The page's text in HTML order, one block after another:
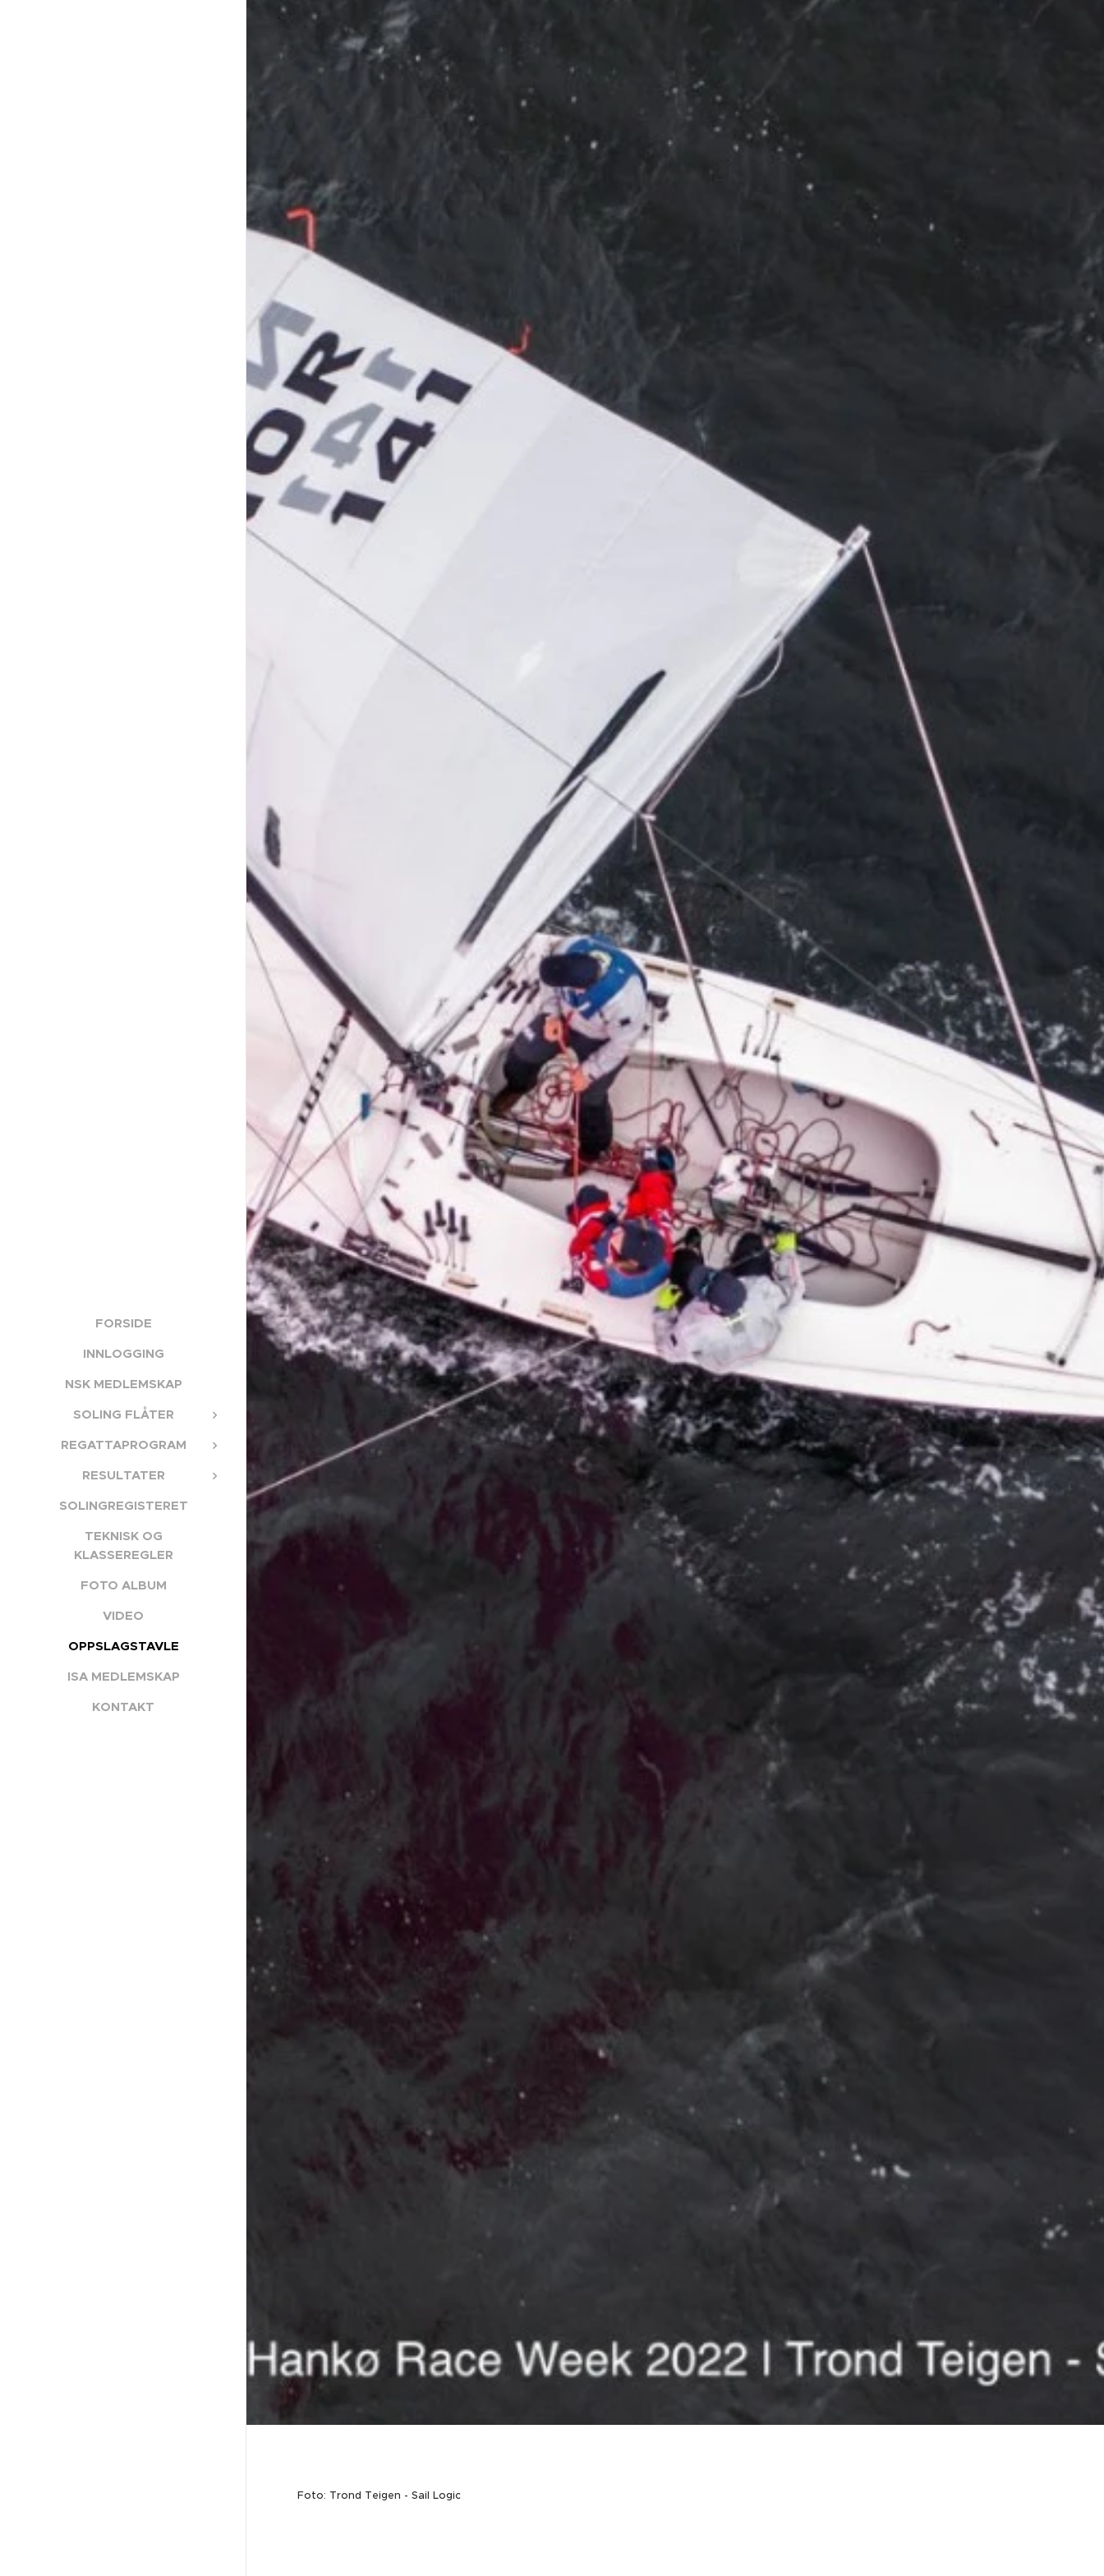
FORSIDE
INNLOGGING
NSK MEDLEMSKAP
SOLING FLÅTER
REGATTAPROGRAM
RESULTATER
SOLINGREGISTERET
TEKNISK OG
KLASSEREGLER
FOTO ALBUM
VIDEO
OPPSLAGSTAVLE
ISA MEDLEMSKAP
KONTAKT
Foto: Trond Teigen - Sail Logic